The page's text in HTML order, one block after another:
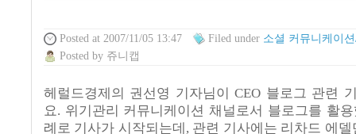
Posted at 2007/11/05 13:47 Filedunder 소셜 커뮤니케이
Posted by 쥬니캡
헤럴드경제의 권선영 기자님이 CEO 블로그 관련
요. 위기관리 커뮤니케이션 채널로서 블로그를 활
례로 기사가 시작되는데, 관련 기사에는 리차드 에